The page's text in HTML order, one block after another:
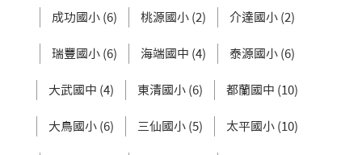
成功國小 (6) 桃源國小 (2) 介達國小 (2)
瑞豐國小 (6) 海端國中 (4) 泰源國小 (6)
大武國中 (4) 東清國小 (6) 都蘭國中 (10)
大鳥國小 (6) 三仙國小 (5) 太平國小 (10)